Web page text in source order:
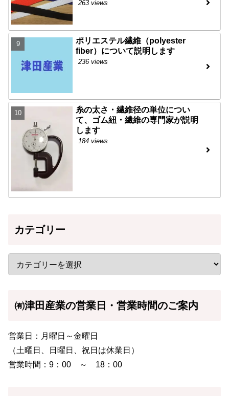
263 views
ポリエステル繊維（polyester
fiber）について説明します
236 views
糸の太さ・繊維径の単位につい
て、ゴム紐・繊維の専門家が説明
します
184 views
カテゴリー
㈲津田産業の営業日・営業時間のご案内
営業日：月曜日～金曜日
（土曜日、日曜日、祝日は休業日）
営業時間：9：00 ～ 18：00